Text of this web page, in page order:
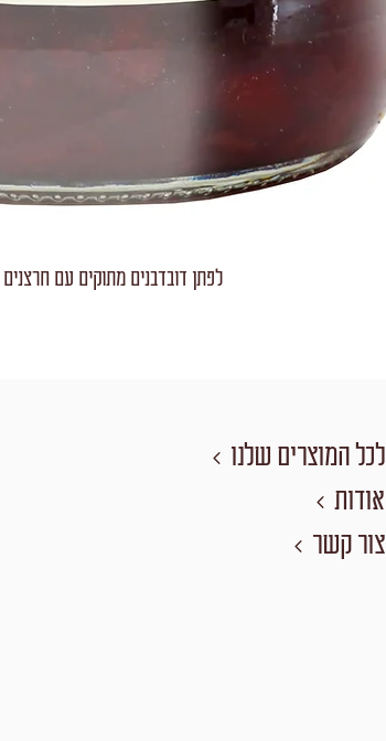
לפתן דובדבנים מתוקים עם חרצנים | 690 גרם
לכל המוצרים שלנו
אודות
צור קשר